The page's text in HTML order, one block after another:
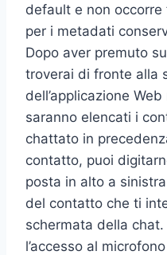
default e non
per i metadati
Dopo aver premuto
troverai di fronte alla
dell’applicazione
saranno elencati i
chattato in
contatto, puoi
posta in alto a
del contatto che ti
schermata della
l’accesso al